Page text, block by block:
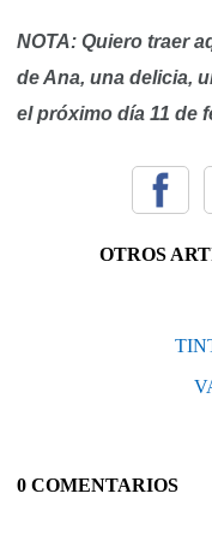
NOTA: Quiero traer
de Ana, una delicia,
el próximo día 11 de
OTROS
0 COMENTARIOS